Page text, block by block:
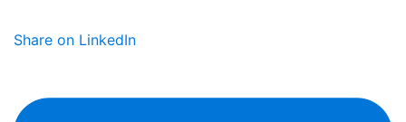
Share on LinkedIn